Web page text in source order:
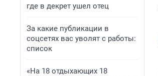
где в декрет ушел отец
За какие публикации в
соцсетях вас уволят с работы:
список
«На 18 отдыхающих 18